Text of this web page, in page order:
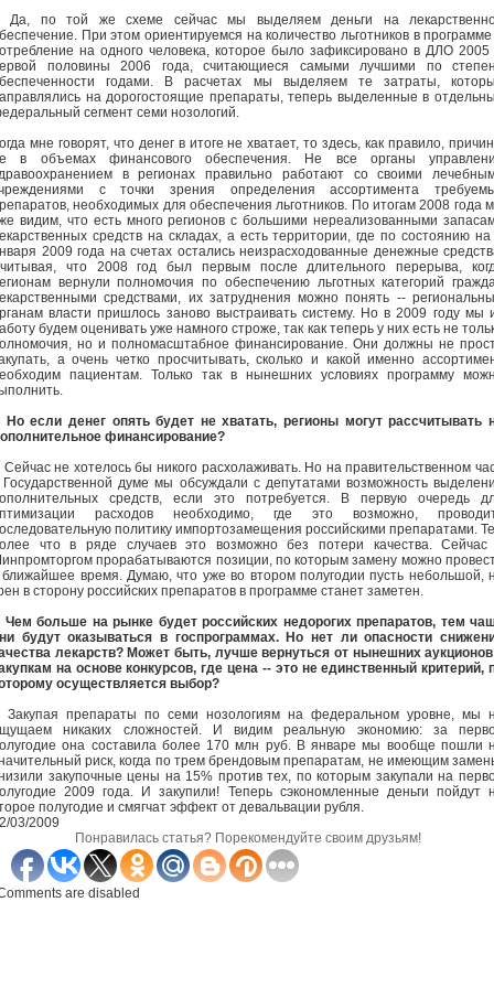
Да, по той же схеме сейчас мы выделяем деньги на
При этом ориентируемся на количество льготников в программе
на одного человека, которое было зафиксировано в ДЛО 2005
половины 2006 года, считающиеся самыми лучшими по
годами. В расчетах мы выделяем те затраты,
на дорогостоящие препараты, теперь выделенные в
сегмент семи нозологий.
мне говорят, что денег в итоге не хватает, то здесь, как правило,
в объемах финансового обеспечения. Не все органы
в регионах правильно работают со своими
с точки зрения определения ассортимента
необходимых для обеспечения льготников. По итогам 2008 года
видим, что есть много регионов с большими нереализованными
средств на складах, а есть территории, где по состоянию на
2009 года на счетах остались неизрасходованные денежные
что 2008 год был первым после длительного перерыва,
вернули полномочия по обеспечению льготных категорий
средствами, их затруднения можно понять --
власти пришлось заново выстраивать систему. Но в 2009 году мы
будем оценивать уже намного строже, так как теперь у них есть не
но и полномасштабное финансирование. Они должны не
а очень четко просчитывать, сколько и какой именно
пациентам. Только так в нынешних условиях программу
Но если денег опять будет не хватать, регионы могут рассчитывать
финансирование?
Сейчас не хотелось бы никого расхолаживать. Но на правительственном
Государственной думе мы обсуждали с депутатами возможность
средств, если это потребуется. В первую очередь
расходов необходимо, где это возможно,
политику импортозамещения российскими препаратами.
что в ряде случаев это возможно без потери качества. Сейчас
прорабатываются позиции, по которым замену можно
ближайшее время. Думаю, что уже во втором полугодии пусть небольшой,
в сторону российских препаратов в программе станет заметен.
Чем больше на рынке будет российских недорогих препаратов, тем
будут оказываться в госпрограммах. Но нет ли опасности
лекарств? Может быть, лучше вернуться от нынешних
на основе конкурсов, где цена -- это не единственный критерий,
осуществляется выбор?
Закупая препараты по семи нозологиям на федеральном уровне, мы
никаких сложностей. И видим реальную экономию: за
она составила более 170 млн руб. В январе мы вообще пошли
риск, когда по трем брендовым препаратам, не имеющим
закупочные цены на 15% против тех, по которым закупали на
2009 года. И закупили! Теперь сэкономленные деньги пойдут
полугодие и смягчат эффект от девальвации рубля.
03/2009
Понравилась статья? Порекомендуйте своим друзьям!
are disabled